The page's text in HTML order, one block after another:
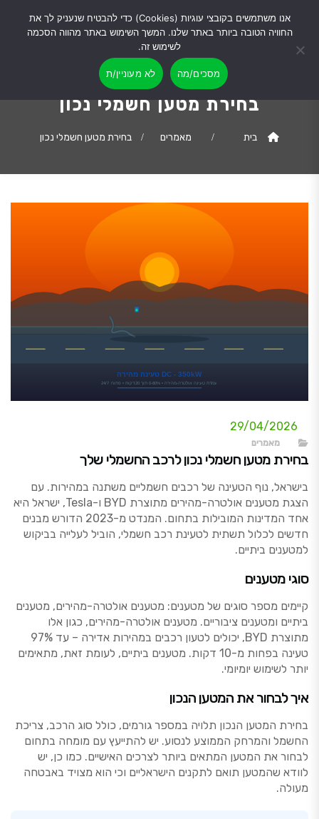
בחירת מטען חשמלי נכון
בית מאמרים בחירת מטען חשמלי נכון
29/04/2026
מאמרים
בחירת מטען חשמלי נכון לרכב החשמלי שלך
בישראל, נוף הטעינה של רכבים חשמליים משתנה במהירות. עם
הצגת מטענים אולטרה-מהירים מתוצרת BYD ו-Tesla, ישראל היא
אחד המדינות המובילות בתחום. המנדט מ-2023 הדורש מבנים
חדשים לכלול תשתית לטעינת רכב חשמלי, הוביל לעלייה בביקוש
למטענים ביתיים.
סוגי מטענים
קיימים מספר סוגים של מטענים: מטענים אולטרה-מהירים, מטענים
ביתיים ומטענים ציבוריים. מטענים אולטרה-מהירים, כגון אלו
מתוצרת BYD, יכולים לטעון רכבים במהירות אדירה – עד 97%
טעינה בפחות מ-10 דקות. מטענים ביתיים, לעומת זאת, מתאימים
יותר לשימוש יומיומי.
איך לבחור את המטען הנכון
בחירת המטען הנכון תלויה במספר גורמים, כולל סוג הרכב, צריכת
החשמל והמרחק הממוצע לנסוע. יש להתייעץ עם מומחה בתחום
לבחור את המטען המתאים ביותר לצרכים האישיים. כמו כן, יש
לוודא שהמטען תואם לתקנים הישראליים וכי הוא מצויד באבטחה
מעולה.
אנו משתמשים בקובצי עוגיות (Cookies) כדי להבטיח שנעניק לך את
החוויה הטובה ביותר באתר שלנו. המשך השימוש באתר מהווה הסכמה
לשימוש זה.
מסכים/מה לא מעוניין/ת